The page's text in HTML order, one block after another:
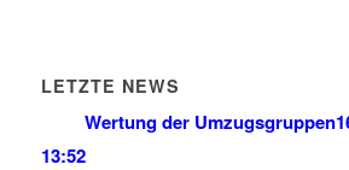
LETZTE NEWS
Wertung der Umzugsgruppen
13:52